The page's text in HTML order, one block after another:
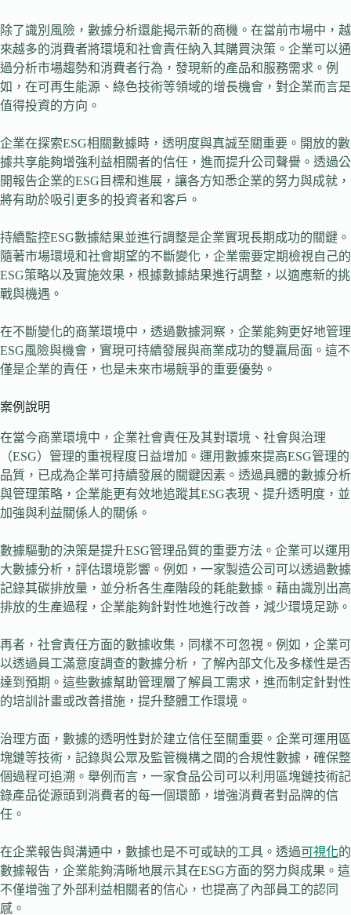
除了識別風險，數據分析還能揭示新的商機。在當前市場中，越
來越多的消費者將環境和社會責任納入其購買決策。企業可以通
過分析市場趨勢和消費者行為，發現新的產品和服務需求。例
如，在可再生能源、綠色技術等領域的增長機會，對企業而言是
值得投資的方向。
企業在探索ESG相關數據時，透明度與真誠至關重要。開放的數
據共享能夠增強利益相關者的信任，進而提升公司聲譽。透過公
開報告企業的ESG目標和進展，讓各方知悉企業的努力與成就，
將有助於吸引更多的投資者和客戶。
持續監控ESG數據結果並進行調整是企業實現長期成功的關鍵。
隨著市場環境和社會期望的不斷變化，企業需要定期檢視自己的
ESG策略以及實施效果，根據數據結果進行調整，以適應新的挑
戰與機遇。
在不斷變化的商業環境中，透過數據洞察，企業能夠更好地管理
ESG風險與機會，實現可持續發展與商業成功的雙贏局面。這不
僅是企業的責任，也是未來市場競爭的重要優勢。
案例說明
在當今商業環境中，企業社會責任及其對環境、社會與治理
（ESG）管理的重視程度日益增加。運用數據來提高ESG管理的
品質，已成為企業可持續發展的關鍵因素。透過具體的數據分析
與管理策略，企業能更有效地追蹤其ESG表現、提升透明度，並
加強與利益關係人的關係。
數據驅動的決策是提升ESG管理品質的重要方法。企業可以運用
大數據分析，評估環境影響。例如，一家製造公司可以透過數據
記錄其碳排放量，並分析各生產階段的耗能數據。藉由識別出高
排放的生產過程，企業能夠針對性地進行改善，減少環境足跡。
再者，社會責任方面的數據收集，同樣不可忽視。例如，企業可
以透過員工滿意度調查的數據分析，了解內部文化及多樣性是否
達到預期。這些數據幫助管理層了解員工需求，進而制定針對性
的培訓計畫或改善措施，提升整體工作環境。
治理方面，數據的透明性對於建立信任至關重要。企業可運用區
塊鏈等技術，記錄與公眾及監管機構之間的合規性數據，確保整
個過程可追溯。舉例而言，一家食品公司可以利用區塊鏈技術記
錄產品從源頭到消費者的每一個環節，增強消費者對品牌的信
任。
在企業報告與溝通中，數據也是不可或缺的工具。透過可視化的
數據報告，企業能夠清晰地展示其在ESG方面的努力與成果。這
不僅增強了外部利益相關者的信心，也提高了內部員工的認同
感。